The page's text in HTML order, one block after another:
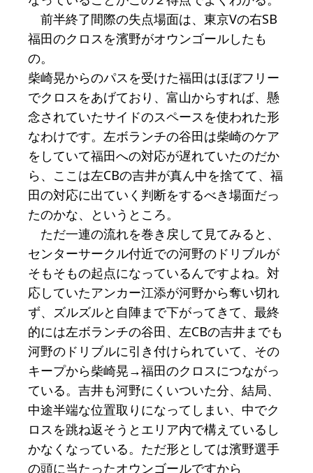
前半終了間際の失点場面は、東京Vの右SB
福田のクロスを濱野がオウンゴールしたも
の。
柴崎晃からのパスを受けた福田はほぼフリー
でクロスをあげており、富山からすれば、懸
念されていたサイドのスペースを使われた形
なわけです。左ボランチの谷田は柴崎のケア
をしていて福田への対応が遅れていたのだか
ら、ここは左CBの吉井が真ん中を捨てて、福
田の対応に出ていく判断をするべき場面だっ
たのかな、というところ。
ただ一連の流れを巻き戻して見てみると、
センターサークル付近での河野のドリブルが
そもそもの起点になっているんですよね。対
応していたアンカー江添が河野から奪い切れ
ず、ズルズルと自陣まで下がってきて、最終
的には左ボランチの谷田、左CBの吉井までも
河野のドリブルに引き付けられていて、その
キープから柴崎晃→福田のクロスにつながっ
ている。吉井も河野にくいついた分、結局、
中途半端な位置取りになってしまい、中でク
ロスを跳ね返そうとエリア内で構えているし
かなくなっている。ただ形としては濱野選手
の頭に当たったオウンゴールですから